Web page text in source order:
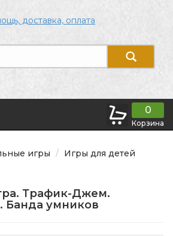
доставка, оплата
0
Корзина
игры Игры для детей
Трафик-Джем.
Банда умников